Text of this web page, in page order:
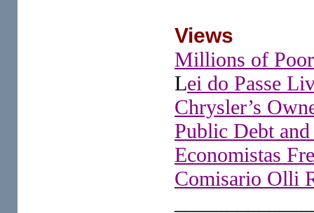
Views
Millions of
Lei do Passe
Chrysler’s
Public Debt
Economistas
Comisario Olli